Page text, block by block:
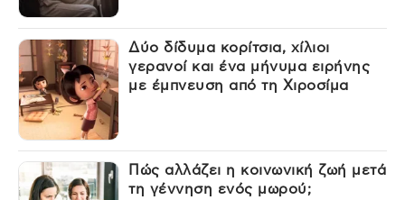
Δύο δίδυμα κορίτσια, χίλιοι
γερανοί και ένα μήνυμα ειρήνης
με έμπνευση από τη Χιροσίμα
Πώς αλλάζει η κοινωνική ζωή μετά
τη γέννηση ενός μωρού;